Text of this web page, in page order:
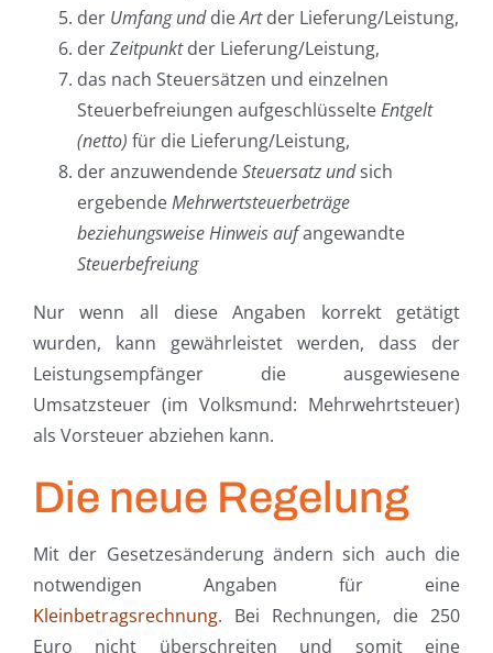
der Umfang unddieArtder Lieferung/Leistung,
derZeitpunktder Lieferung/Leistung,
das nach Steuersätzen und einzelnen
Steuerbefreiungen aufgeschlüsselteEntgelt
(netto) für die Lieferung/Leistung,
der anzuwendendeSteuersatz undsich
ergebendeMehrwertsteuerbeträge
beziehungsweiseHinweis aufangewandte
Steuerbefreiung
Nur wenn all diese Angaben korrekt getätigt
wurden, kann gewährleistet werden, dass der
Leistungsempfänger die ausgewiesene
Umsatzsteuer (im Volksmund: Mehrwehrtsteuer)
als Vorsteuer abziehen kann.
Die neue Regelung
Mit der Gesetzesänderung ändern sich auch die
notwendigen Angaben für eine
Kleinbetragsrechnung. Bei Rechnungen, die 250
Euro nicht überschreiten und somit eine